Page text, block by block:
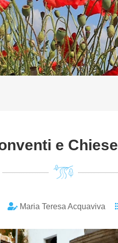
e
Maria Teresa Acquaviva